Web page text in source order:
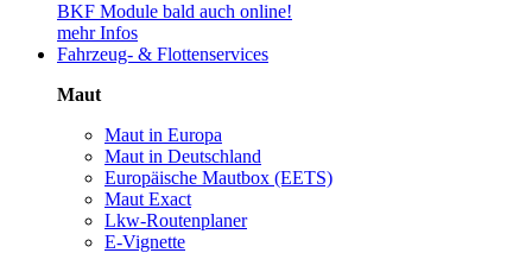
BKF Module bald auch online!
mehr Infos
Fahrzeug- & Flottenservices
Maut
Maut in Europa
Maut in Deutschland
Europäische Mautbox (EETS)
Maut Exact
Lkw-Routenplaner
E-Vignette